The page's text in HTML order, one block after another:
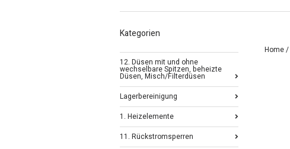
Home/
Kategorien
12. Düsen mit und ohne
wechselbare Spitzen, beheizte
Düsen, Misch/Filterdüsen
Lagerbereinigung
1. Heizelemente
11. Rückstromsperren